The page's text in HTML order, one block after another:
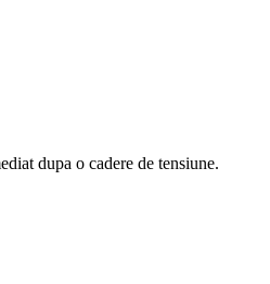
dupa o cadere de tensiune.